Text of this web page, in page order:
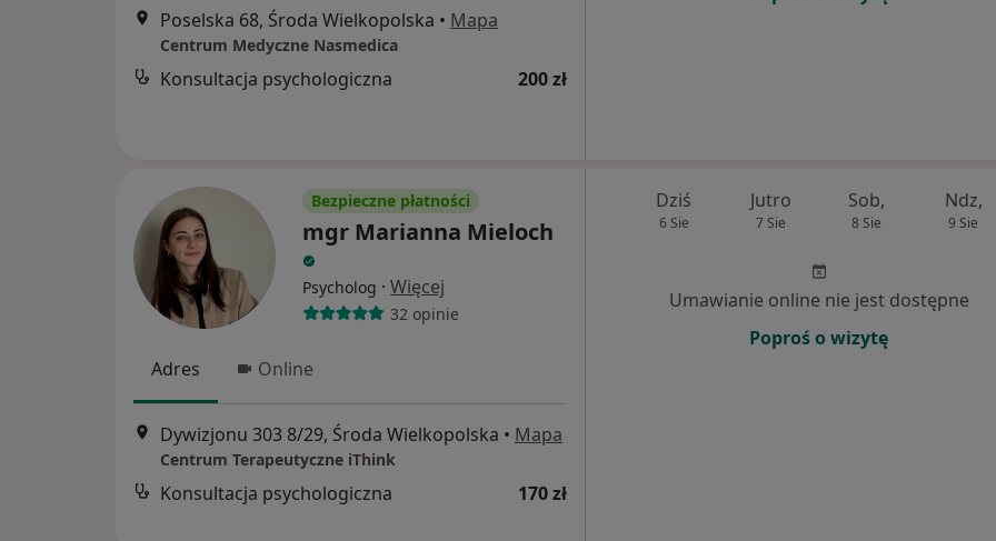
Poselska 68, Środa Wielkopolska • Mapa
Centrum Medyczne Nasmedica
Konsultacja psychologiczna 200 zł
Bezpieczne płatności
mgr Marianna Mieloch
Psycholog · Więcej
32 opinie
Adres Online
Dywizjonu 303 8/29, Środa Wielkopolska • Mapa
Centrum Terapeutyczne iThink
Konsultacja psychologiczna 170 zł
Dziś
6 Sie
Jutro
7 Sie
Sob,
8 Sie
Ndz,
9 Sie
Umawianie online nie jest dostępne
Poproś o wizytę